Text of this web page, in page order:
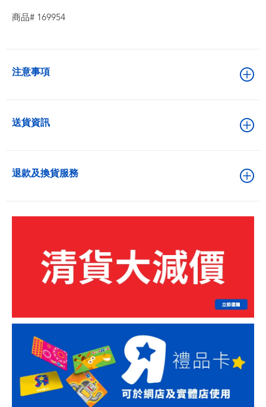
商品# 169954
注意事項
送貨資訊
退款及換貨服務